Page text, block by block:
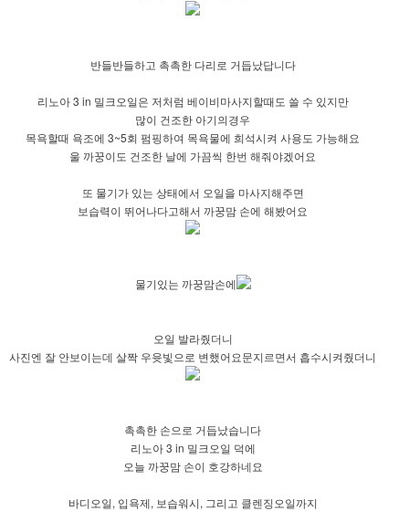
반들반들하고 촉촉한 다리로 거듭났답니다
리노아 3 in 밀크오일은 저처럼 베이비마사지할때도 쓸 수 있지만
많이 건조한 아기의경우
목욕할때 욕조에 3~5회 펌핑하여 목욕물에 희석시켜 사용도 가능해요
울 까꿍이도 건조한 날에 가끔씩 한번 해줘야겠어요
또 물기가 있는 상태에서 오일을 마사지해주면
보습력이 뛰어나다고해서 까꿍맘 손에 해봤어요
물기있는 까꿍맘손에
오일 발라줬더니
사진엔 잘 안보이는데 살짝 우윳빛으로 변했어요문지르면서 흡수시켜줬더니
촉촉한 손으로 거듭났습니다
리노아 3 in 밀크오일 덕에
오늘 까꿍맘 손이 호강하네요
바디오일, 입욕제, 보습워시, 그리고 클렌징오일까지